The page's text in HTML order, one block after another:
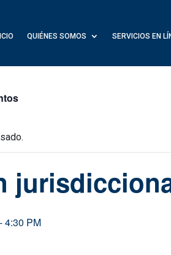
QUIÉNES SOMOS SERVICIOS EN
-4:30 PM